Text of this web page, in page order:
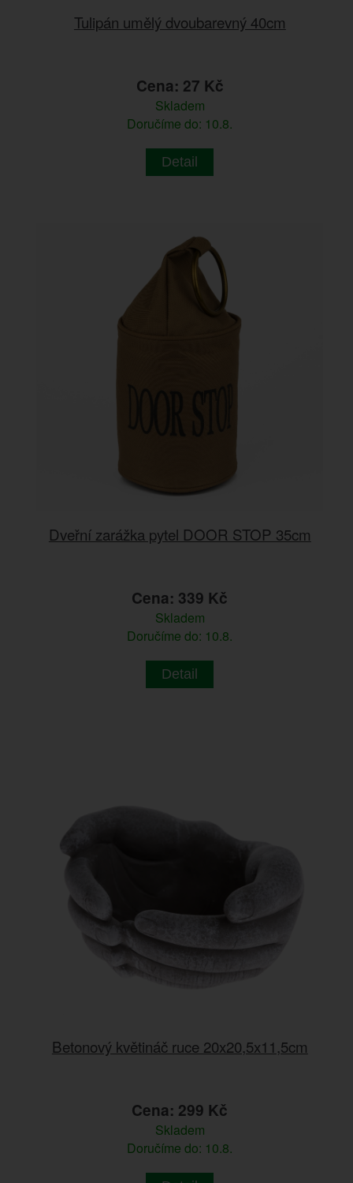
Tulipán umělý dvoubarevný 40cm
Cena: 27 Kč
Skladem
Doručíme do: 10.8.
Detail
Dveřní zarážka pytel DOOR STOP 35cm
Cena: 339 Kč
Skladem
Doručíme do: 10.8.
Detail
Betonový květináč ruce 20x20,5x11,5cm
Cena: 299 Kč
Skladem
Doručíme do: 10.8.